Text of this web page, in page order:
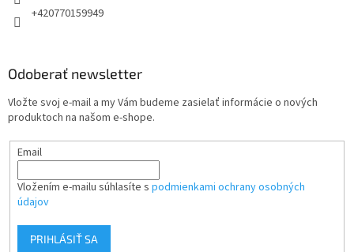
+420770159949
Odoberať newsletter
Vložte svoj e-mail a my Vám budeme zasielať informácie o nových
produktoch na našom e-shope.
Email
Vložením e-mailu súhlasíte s podmienkami ochrany osobných
údajov
PRIHLÁSIŤ SA